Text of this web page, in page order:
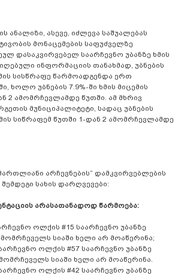
ანალიზი, ასევე, იძლევა საშუალებას
მონაცემების საფუძველზე
დასაკვირვებელ საარჩევნო უბანზე ხმის
ინფორმაციის თანახმად, უბნების
სისწრაფე წარმოადგენდა ერთ
ხოლო უბნების 7.9%-ში ხმის მიცემის
2 ამომრჩევლამდე წუთში. ამ მხრივ
მუნიციპალიტეტი, სადაც უბნების
სიწრაფემ წუთში 1-დან 2 ამომრჩევლამდე
არჩევნების“ დამკვირვებლების
სახის დარღვევები:
არასათანადოდ წარმოება:
ოლქის #15 საარჩევნო უბანზე
სიაში ხელი არ მოაწერინა;
ოლქის #57 საარჩევნო უბანზე
სიაში ხელი არ მოაწერინა.
ოლქის #42 საარჩევნო უბანზე